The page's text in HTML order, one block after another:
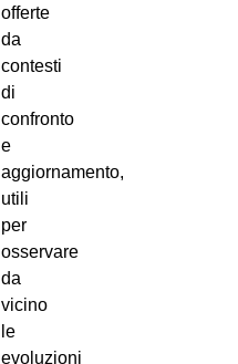
offerte
da
contesti
di
confronto
e
aggiornamento,
utili
per
osservare
da
vicino
le
evoluzioni